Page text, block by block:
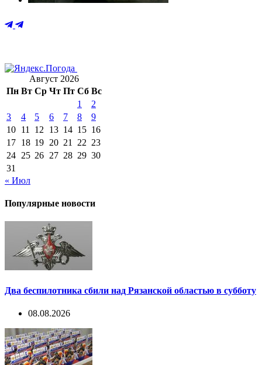
Август 2026
Пн Вт Ср Чт Пт Сб Вс
1
2
3
4 5 6 7 8
9
10 11 12 13 14 15 16
17 18 19 20 21 22 23
24 25 26 27 28 29 30
31
« Июл
Популярные новости
Два беспилотника сбили над Рязанской областью в субботу
08.08.2026